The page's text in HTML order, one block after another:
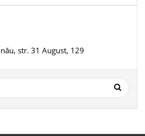
str. 31 August, 129